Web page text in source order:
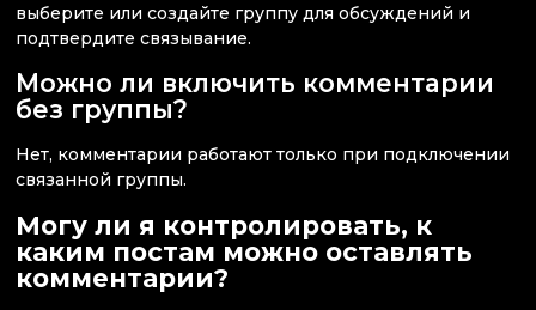
выберите или создайте группу для обсуждений и
подтвердите связывание.
Можно ли включить комментарии
без группы?
Нет, комментарии работают только при подключении
связанной группы.
Могу ли я контролировать, к
каким постам можно оставлять
комментарии?